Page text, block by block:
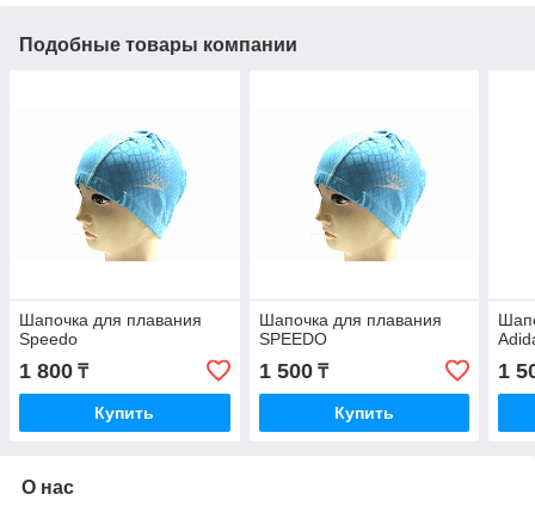
Подобные товары компании
Шапочка для плавания
Speedo
1 800 ₸
Купить
Шапочка для плавания
SPEEDO
1 500₸
Купить
1
О нас